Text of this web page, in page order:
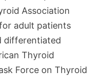
Association
adult patients
differentiated
Thyroid
Force on Thyroid